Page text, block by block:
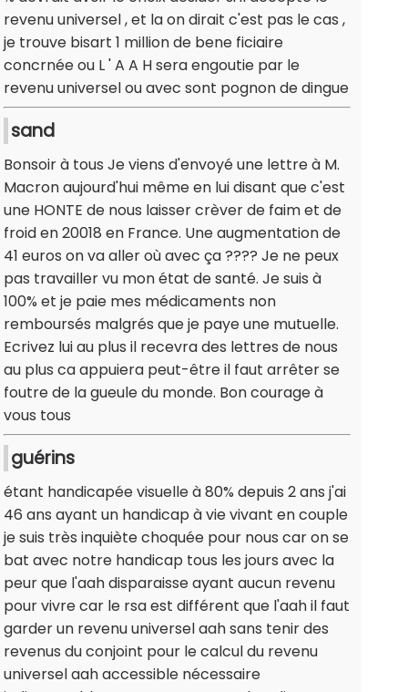
revenu universel , et la on dirait c'est pas le cas ,
je trouve bisart 1 million de bene ficiaire
concrnée ou L ' A A H sera engoutie par le
revenu universel ou avec sont pognon de dingue
sand
Bonsoir à tous Je viens d'envoyé une lettre à M.
Macron aujourd'hui même en lui disant que c'est
une HONTE de nous laisser crèver de faim et de
froid en 20018 en France. Une augmentation de
41 euros on va aller où avec ça ???? Je ne peux
pas travailler vu mon état de santé. Je suis à
100% et je paie mes médicaments non
remboursés malgrés que je paye une mutuelle.
Ecrivez lui au plus il recevra des lettres de nous
au plus ca appuiera peut-être il faut arrêter se
foutre de la gueule du monde. Bon courage à
vous tous
guérins
étant handicapée visuelle à 80% depuis 2 ans j'ai
46 ans ayant un handicap à vie vivant en couple
je suis très inquiète choquée pour nous car on se
bat avec notre handicap tous les jours avec la
peur que l'aah disparaisse ayant aucun revenu
pour vivre car le rsa est différent que l'aah il faut
garder un revenu universel aah sans tenir des
revenus du conjoint pour le calcul du revenu
universel aah accessible nécessaire